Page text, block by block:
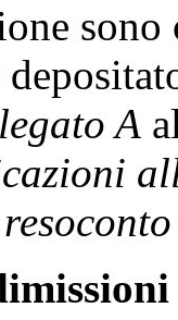
sono
A